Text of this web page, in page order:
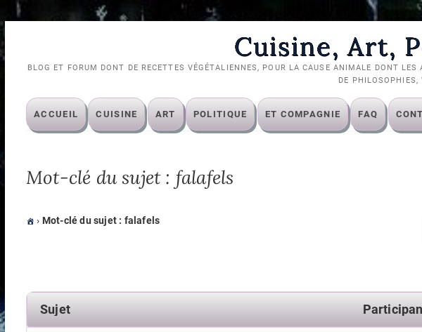
content
Cuisine, Art,
BLOG ET FORUM DONT DE RECETTES VÉGÉTALIENNES, POUR LA CAUSE ANIMALE DONT
DE
ACCUEIL CUISINE ART POLITIQUE ET COMPAGNIE FAQ
Mot-clé du sujet : falafels
› Mot-clé du sujet : falafels
Sujet